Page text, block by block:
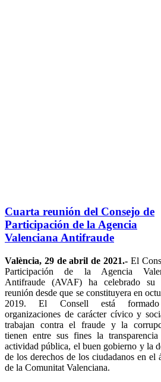
Cuarta reunión del Consejo de
Participación de la Agencia
Valenciana Antifraude
València, 29 de abril de 2021.- El
Participación de la Agencia
Antifraude (AVAF) ha celebrado su
reunión desde que se constituyera en
2019. El Consell está
organizaciones de carácter cívico y
trabajan contra el fraude y la
tienen entre sus fines la
actividad pública, el buen gobierno y la
de los derechos de los ciudadanos en el
de la Comunitat Valenciana.